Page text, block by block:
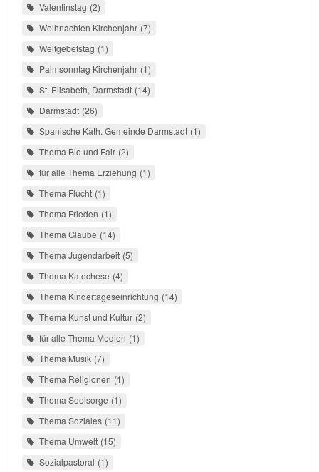
Valentinstag 2
Weihnachten Kirchenjahr 7
Weltgebetstag 1
Palmsonntag Kirchenjahr 1
St. Elisabeth, Darmstadt 14
Darmstadt 26
Spanische Kath. Gemeinde Darmstadt 1
Thema Bio und Fair 2
für alle Thema Erziehung 1
Thema Flucht 1
Thema Frieden 1
Thema Glaube 14
Thema Jugendarbeit 5
Thema Katechese 4
Thema Kindertageseinrichtung 14
Thema Kunst und Kultur 2
für alle Thema Medien 1
Thema Musik 7
Thema Religionen 1
Thema Seelsorge 1
Thema Soziales 11
Thema Umwelt 15
Sozialpastoral 1